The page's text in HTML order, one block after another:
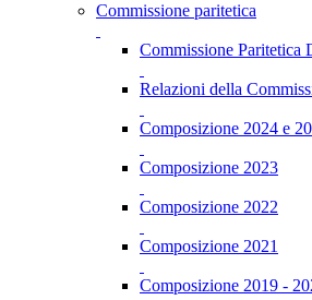
Commissione paritetica
Commissione Paritetica
Relazioni della
Composizione 2024 e
Composizione 2023
Composizione 2022
Composizione 2021
Composizione 2019 -